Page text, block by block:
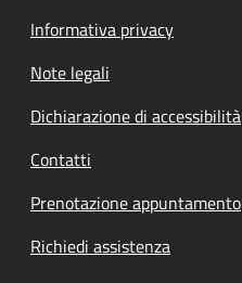
Informativa privacy
Note legali
Dichiarazione di accessibilità
Contatti
Prenotazione appuntamento
Richiedi assistenza